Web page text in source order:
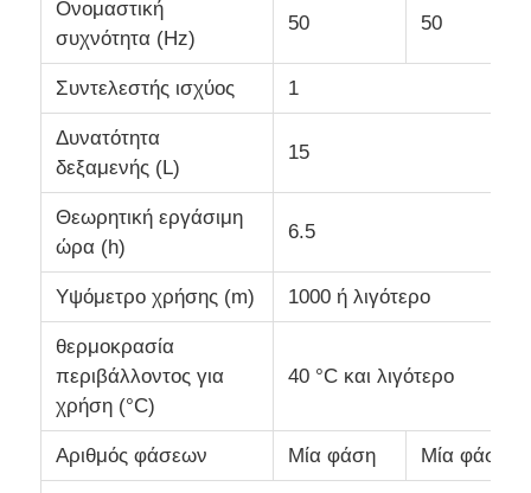
Ονομαστική
συχνότητα (Hz)
50 50
Συντελεστής ισχύος 1
Δυνατότητα
δεξαμενής (L)
15
Θεωρητική εργάσιμη
ώρα (h)
6.5
Υψόμετρο χρήσης (m) 1000 ή λιγότερο
θερμοκρασία
περιβάλλοντος για
χρήση (°C)
40 °C και λιγότερο
Αριθμός φάσεων Μία φάση Μία φάση